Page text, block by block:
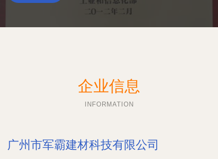
企业信息
INFORMATION
广州市军霸建材科技有限公司